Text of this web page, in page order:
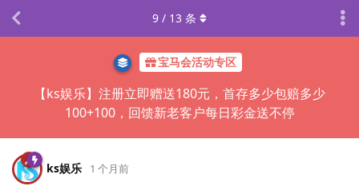
宝马会活动专区
【ks娱乐】注册立即赠送180元，首存多少包赔多少
100+100，回馈新老客户每日彩金送不停
9 / 13 条
ks娱乐 1 个月前